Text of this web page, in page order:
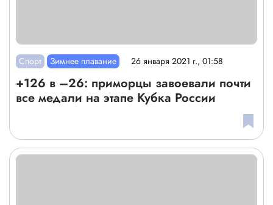
Спорт Зимнее плавание 26 января 2021 г., 01:58
+126 в –26: приморцы завоевали почти
все медали на этапе Кубка России